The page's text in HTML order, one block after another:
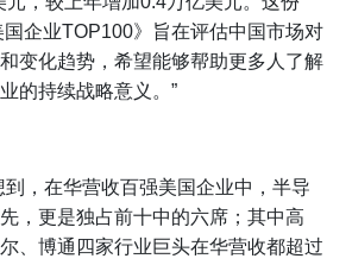
国企业TOP100》旨在评估中国市场对
变化趋势，希望能够帮助更多人了解
的持续战略意义。”
到，在华营收百强美国企业中，半导
，更是独占前十中的六席；其中高
、博通四家行业巨头在华营收都超过